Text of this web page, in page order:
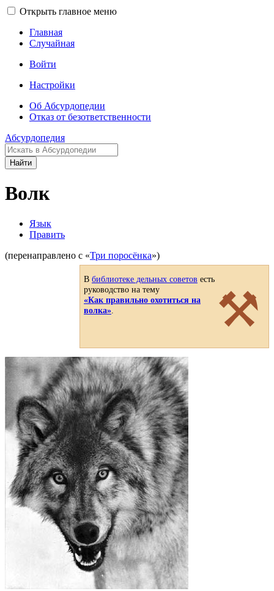
Открыть главное меню
Главная
Случайная
Войти
Настройки
Об Абсурдопедии
Отказ от безответственности
Абсурдопедия
Найти
Волк
Язык
Править
(перенаправлено с «Три поросёнка»)
⚒
В библиотеке дельных советов есть
руководство на тему
«Как правильно охотиться на
волка»